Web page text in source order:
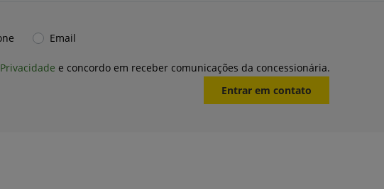
Email
e concordo em receber comunicações da concessionária.
Entrar em contato